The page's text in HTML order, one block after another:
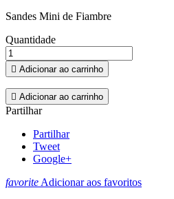
Sandes Mini de Fiambre
Quantidade
 Adicionar ao carrinho
 Adicionar ao carrinho
Partilhar
Partilhar
Tweet
Google+
favoriteAdicionar aos favoritos